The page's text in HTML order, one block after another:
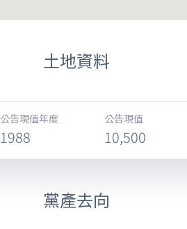
土地資料
公告現值年度
1988
公告現值
10,500
黨產去向